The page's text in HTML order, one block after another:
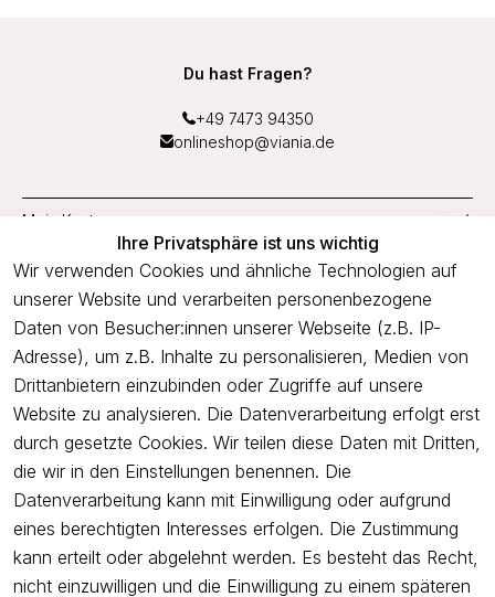
Ihre Privatsphäre ist uns wichtig
Wir verwenden Cookies und ähnliche Technologien auf
unserer Website und verarbeiten personenbezogene
Daten von Besucher:innen unserer Webseite (z.B. IP-
Adresse), um z.B. Inhalte zu personalisieren, Medien von
Drittanbietern einzubinden oder Zugriffe auf unsere
Website zu analysieren. Die Datenverarbeitung erfolgt erst
durch gesetzte Cookies. Wir teilen diese Daten mit Dritten,
die wir in den Einstellungen benennen. Die
Datenverarbeitung kann mit Einwilligung oder aufgrund
eines berechtigten Interesses erfolgen. Die Zustimmung
kann erteilt oder abgelehnt werden. Es besteht das Recht,
nicht einzuwilligen und die Einwilligung zu einem späteren
Du hast Fragen?
+49 7473 94350
onlineshop@viania.de
Mein Konto
Service
Unternehmen
Newsletter
Freue dich über 5€ Rabatt bei deiner nächsten Bestellung und
profitiere von Angeboten.
Newsletter abonnieren